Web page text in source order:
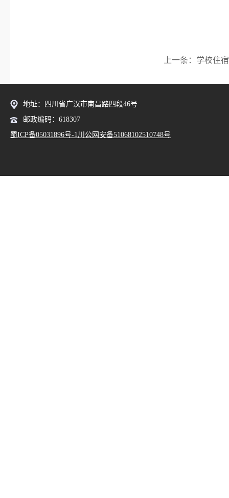
上一条：学校住宿
地址：四川省广汉市南昌路四段46号
邮政编码：618307
蜀ICP备05031896号-1川公网安备51068102510748号